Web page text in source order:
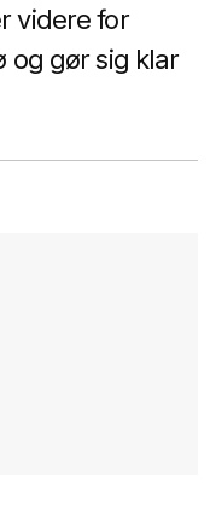
videre for
og gør sig klar